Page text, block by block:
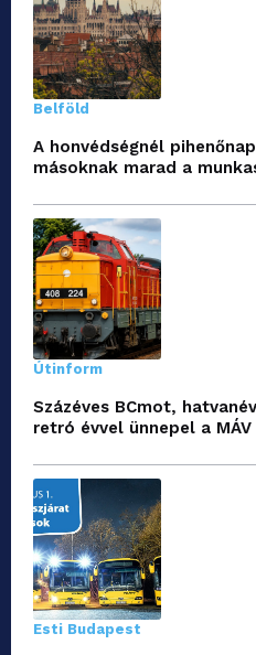
Belföld
A honvédségnél
másoknak marad a
Útinform
Százéves BCmot,
retró évvel ünnepel a MÁV
Esti Budapest